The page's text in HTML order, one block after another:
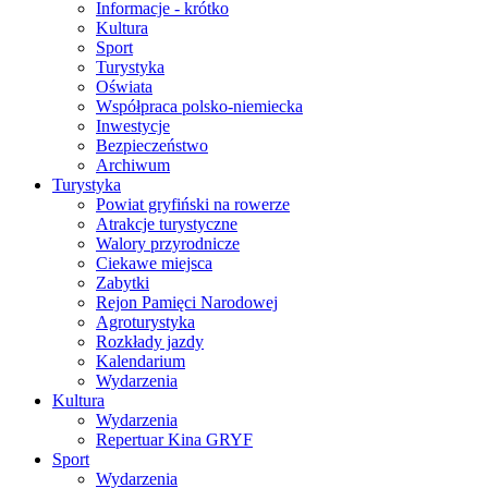
Informacje - krótko
Kultura
Sport
Turystyka
Oświata
Współpraca polsko-niemiecka
Inwestycje
Bezpieczeństwo
Archiwum
Turystyka
Powiat gryfiński na rowerze
Atrakcje turystyczne
Walory przyrodnicze
Ciekawe miejsca
Zabytki
Rejon Pamięci Narodowej
Agroturystyka
Rozkłady jazdy
Kalendarium
Wydarzenia
Kultura
Wydarzenia
Repertuar Kina GRYF
Sport
Wydarzenia